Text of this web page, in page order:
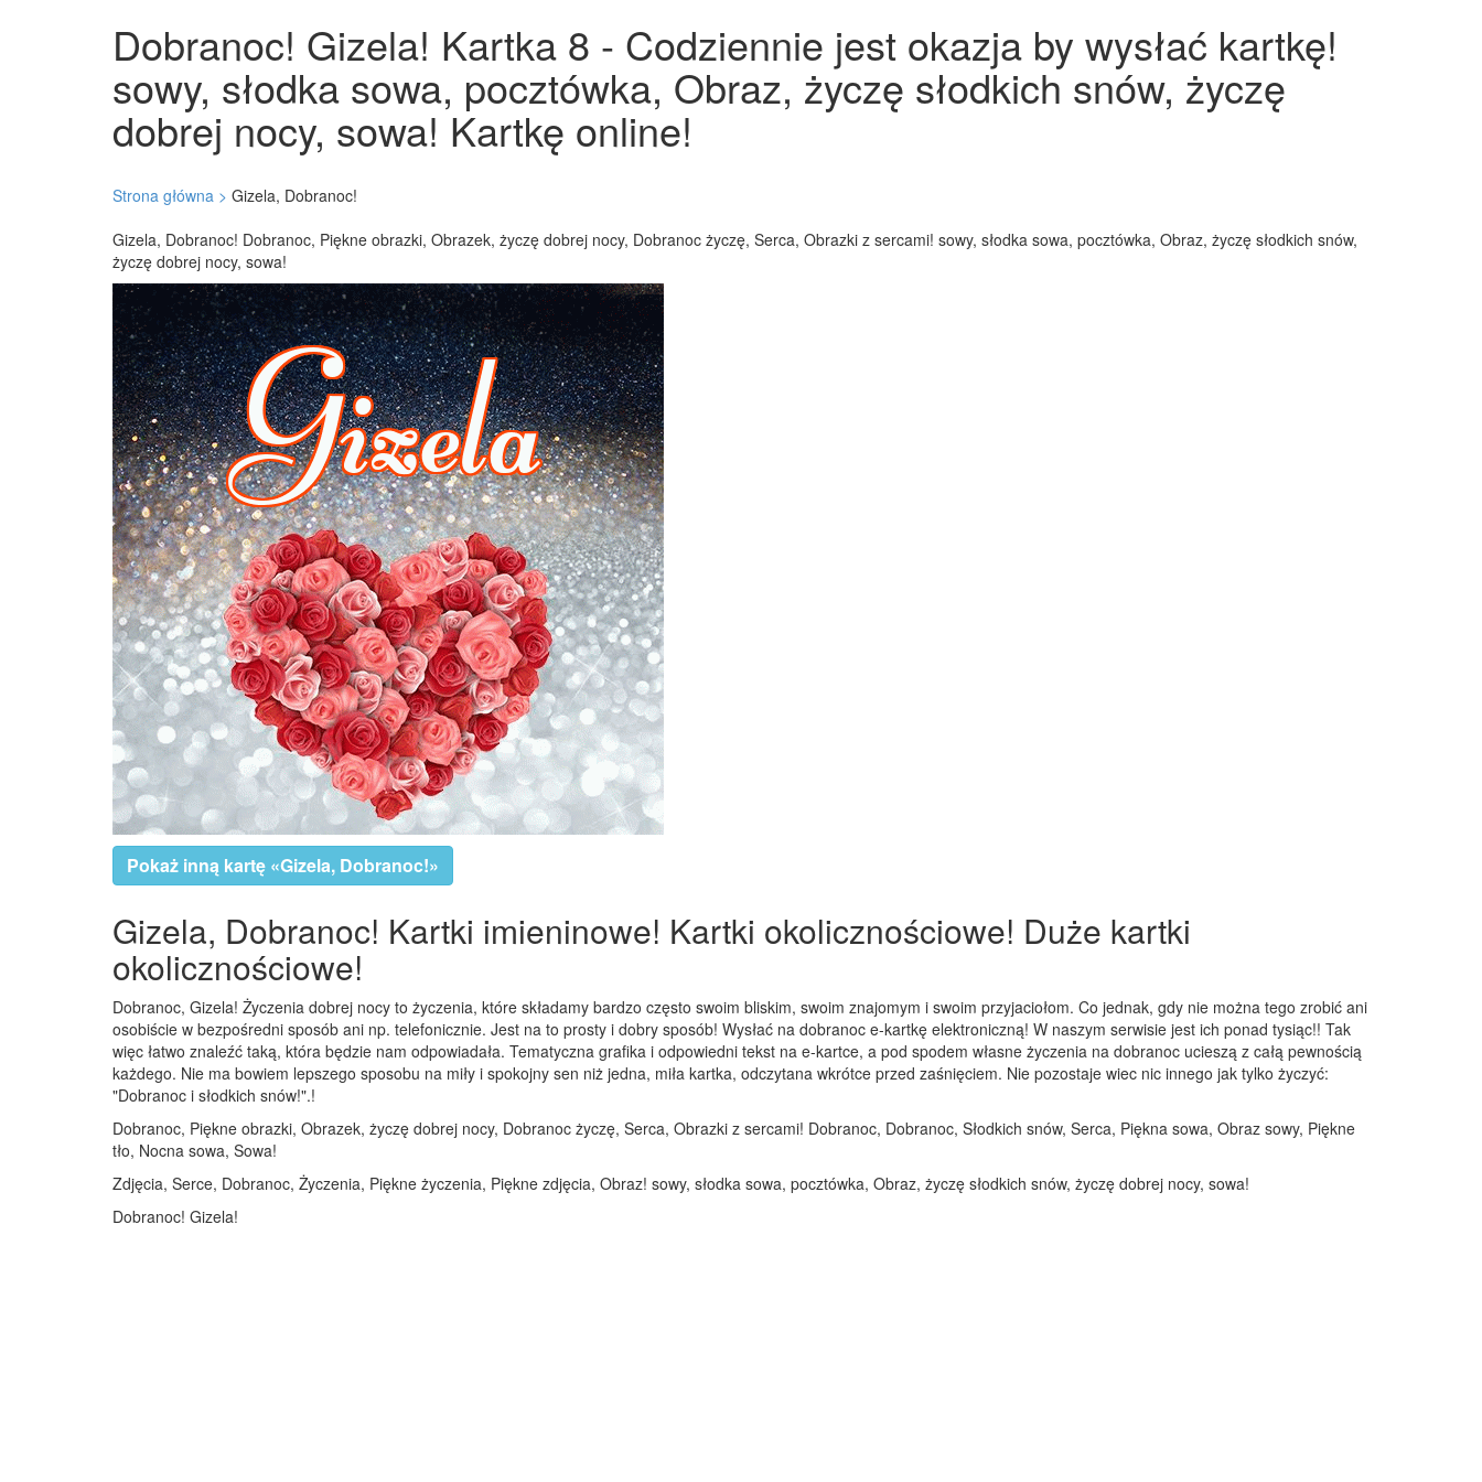
Dobranoc! Gizela! Kartka 8 - Codziennie jest okazja by wysłać kartkę!
sowy, słodka sowa, pocztówka, Obraz, życzę słodkich snów, życzę
dobrej nocy, sowa! Kartkę online!
Strona główna > Gizela, Dobranoc!
Gizela, Dobranoc! Dobranoc, Piękne obrazki, Obrazek, życzę dobrej nocy, Dobranoc życzę, Serca, Obrazki z sercami! sowy, słodka sowa, pocztówka, Obraz, życzę słodkich snów,
życzę dobrej nocy, sowa!
Pokaż inną kartę «Gizela, Dobranoc!»
Gizela, Dobranoc! Kartki imieninowe! Kartki okolicznościowe! Duże kartki
okolicznościowe!
Dobranoc, Gizela! Życzenia dobrej nocy to życzenia, które składamy bardzo często swoim bliskim, swoim znajomym i swoim przyjaciołom. Co jednak, gdy nie można tego zrobić ani
osobiście w bezpośredni sposób ani np. telefonicznie. Jest na to prosty i dobry sposób! Wysłać na dobranoc e-kartkę elektroniczną! W naszym serwisie jest ich ponad tysiąc!! Tak
więc łatwo znaleźć taką, która będzie nam odpowiadała. Tematyczna grafika i odpowiedni tekst na e-kartce, a pod spodem własne życzenia na dobranoc ucieszą z całą pewnością
każdego. Nie ma bowiem lepszego sposobu na miły i spokojny sen niż jedna, miła kartka, odczytana wkrótce przed zaśnięciem. Nie pozostaje wiec nic innego jak tylko życzyć:
"Dobranoc i słodkich snów!".!
Dobranoc, Piękne obrazki, Obrazek, życzę dobrej nocy, Dobranoc życzę, Serca, Obrazki z sercami! Dobranoc, Dobranoc, Słodkich snów, Serca, Piękna sowa, Obraz sowy, Piękne
tło, Nocna sowa, Sowa!
Zdjęcia, Serce, Dobranoc, Życzenia, Piękne życzenia, Piękne zdjęcia, Obraz! sowy, słodka sowa, pocztówka, Obraz, życzę słodkich snów, życzę dobrej nocy, sowa!
Dobranoc! Gizela!